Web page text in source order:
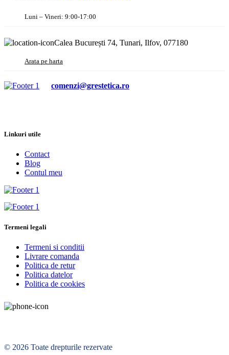
Luni – Vineri: 9:00-17:00
Calea București 74, Tunari, Ilfov, 077180
Arata pe harta
comenzi@grestetica.ro
Linkuri utile
Contact
Blog
Contul meu
Termeni legali
Termeni si conditii
Livrare comanda
Politica de retur
Politica datelor
Politica de cookies
© 2026 Toate drepturile rezervate